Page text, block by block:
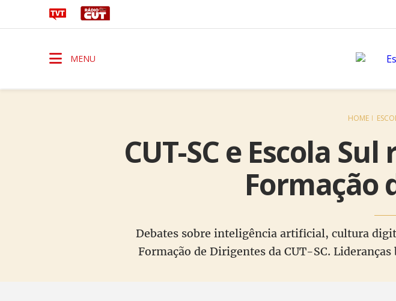
MENU
HOME
CUT-SC e Escola
Formação
Debates sobre inteligência artificial, cultura
Formação de Dirigentes da CUT-SC.